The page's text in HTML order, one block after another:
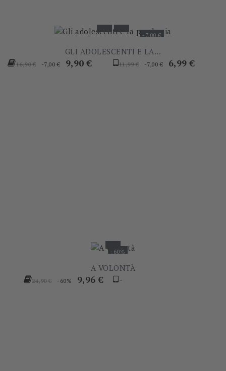
-7,00 €
GLI ADOLESCENTI E LA...
Prezzo
16,90 € -7,00 € Prezzo
9,90 €
Prezzo
11,99 € -7,00 € Prezzo
6,99 €
-60%
A VOLONTÀ
Prezzo
24,90 € -60% Prezzo
9,96 € -